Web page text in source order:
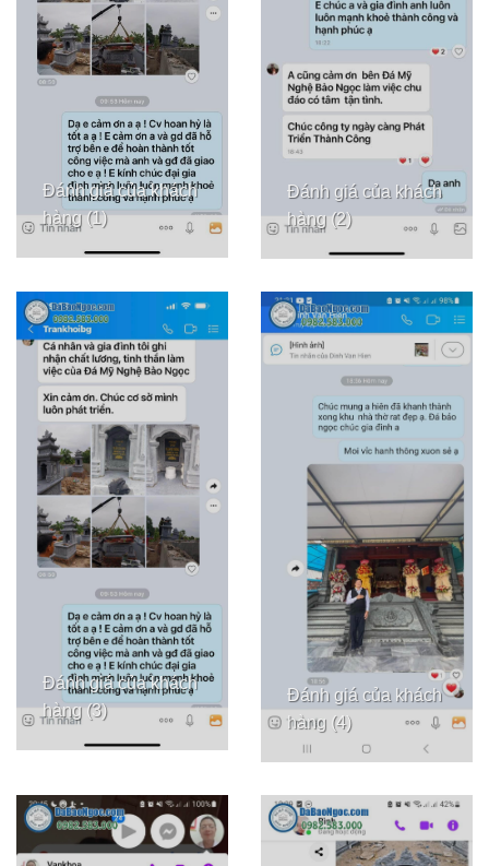
Đánh giá của khách
hàng (1)
Đánh giá của khách
hàng (2)
Đánh giá của khách
hàng (3)
Đánh giá của khách
hàng (4)